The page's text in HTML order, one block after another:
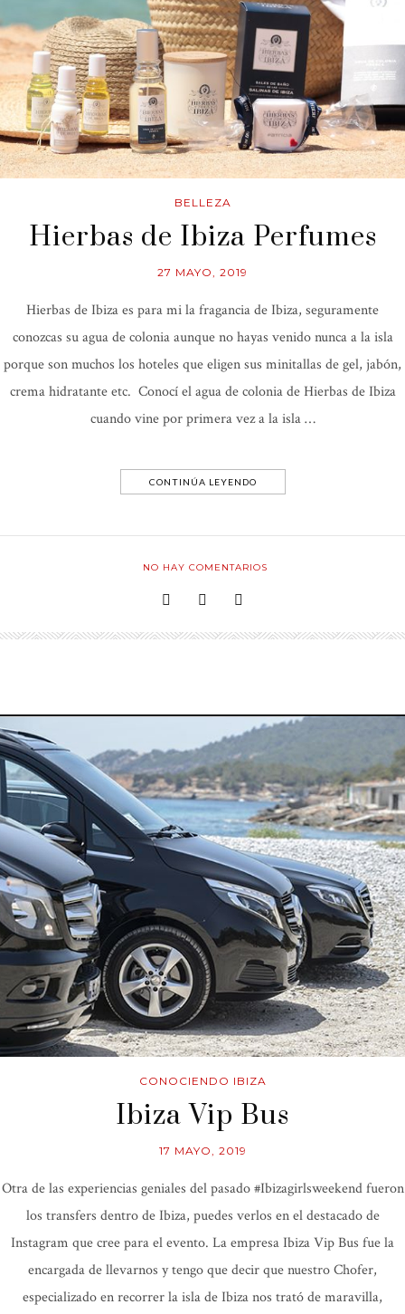
BELLEZA
Hierbas de Ibiza Perfumes
27 MAYO, 2019
Hierbas de Ibiza es para mi la fragancia de Ibiza, seguramente
conozcas su agua de colonia aunque no hayas venido nunca a la isla
porque son muchos los hoteles que eligen sus minitallas de gel, jabón,
crema hidratante etc. Conocí el agua de colonia de Hierbas de Ibiza
cuando vine por primera vez a la isla …
CONTINÚA LEYENDO
NO HAY COMENTARIOS
CONOCIENDO IBIZA
Ibiza Vip Bus
17 MAYO, 2019
Otra de las experiencias geniales del pasado #Ibizagirlsweekend fueron
los transfers dentro de Ibiza, puedes verlos en el destacado de
Instagram que cree para el evento. La empresa Ibiza Vip Bus fue la
encargada de llevarnos y tengo que decir que nuestro Chofer,
especializado en recorrer la isla de Ibiza nos trató de maravilla,